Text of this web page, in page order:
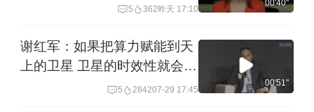
5 362昨天 17:10
00'40''
谢红军：如果把算力赋能到天
上的卫星 卫星的时效性就会非
5 284207-29 17:45
00'51''